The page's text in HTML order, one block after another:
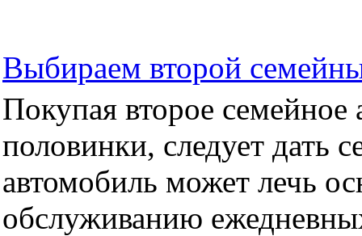
Выбираем второй
Покупая второе семейное
половинки, следует дать
автомобиль может лечь
обслуживанию